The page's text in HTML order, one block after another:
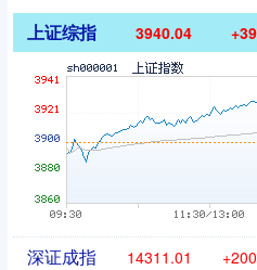
上证综指 3940.04
深证成指 14311.01